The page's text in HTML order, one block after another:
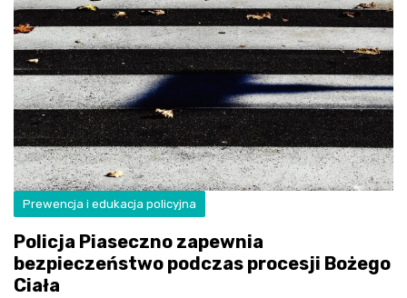
Prewencja i edukacja policyjna
Policja Piaseczno zapewnia
bezpieczeństwo podczas procesji Bożego
Ciała